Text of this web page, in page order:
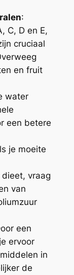
:
C, D en E,
cruciaal
en fruit
water
een betere
je moeite
vraag
van
een
ervoor
in
de